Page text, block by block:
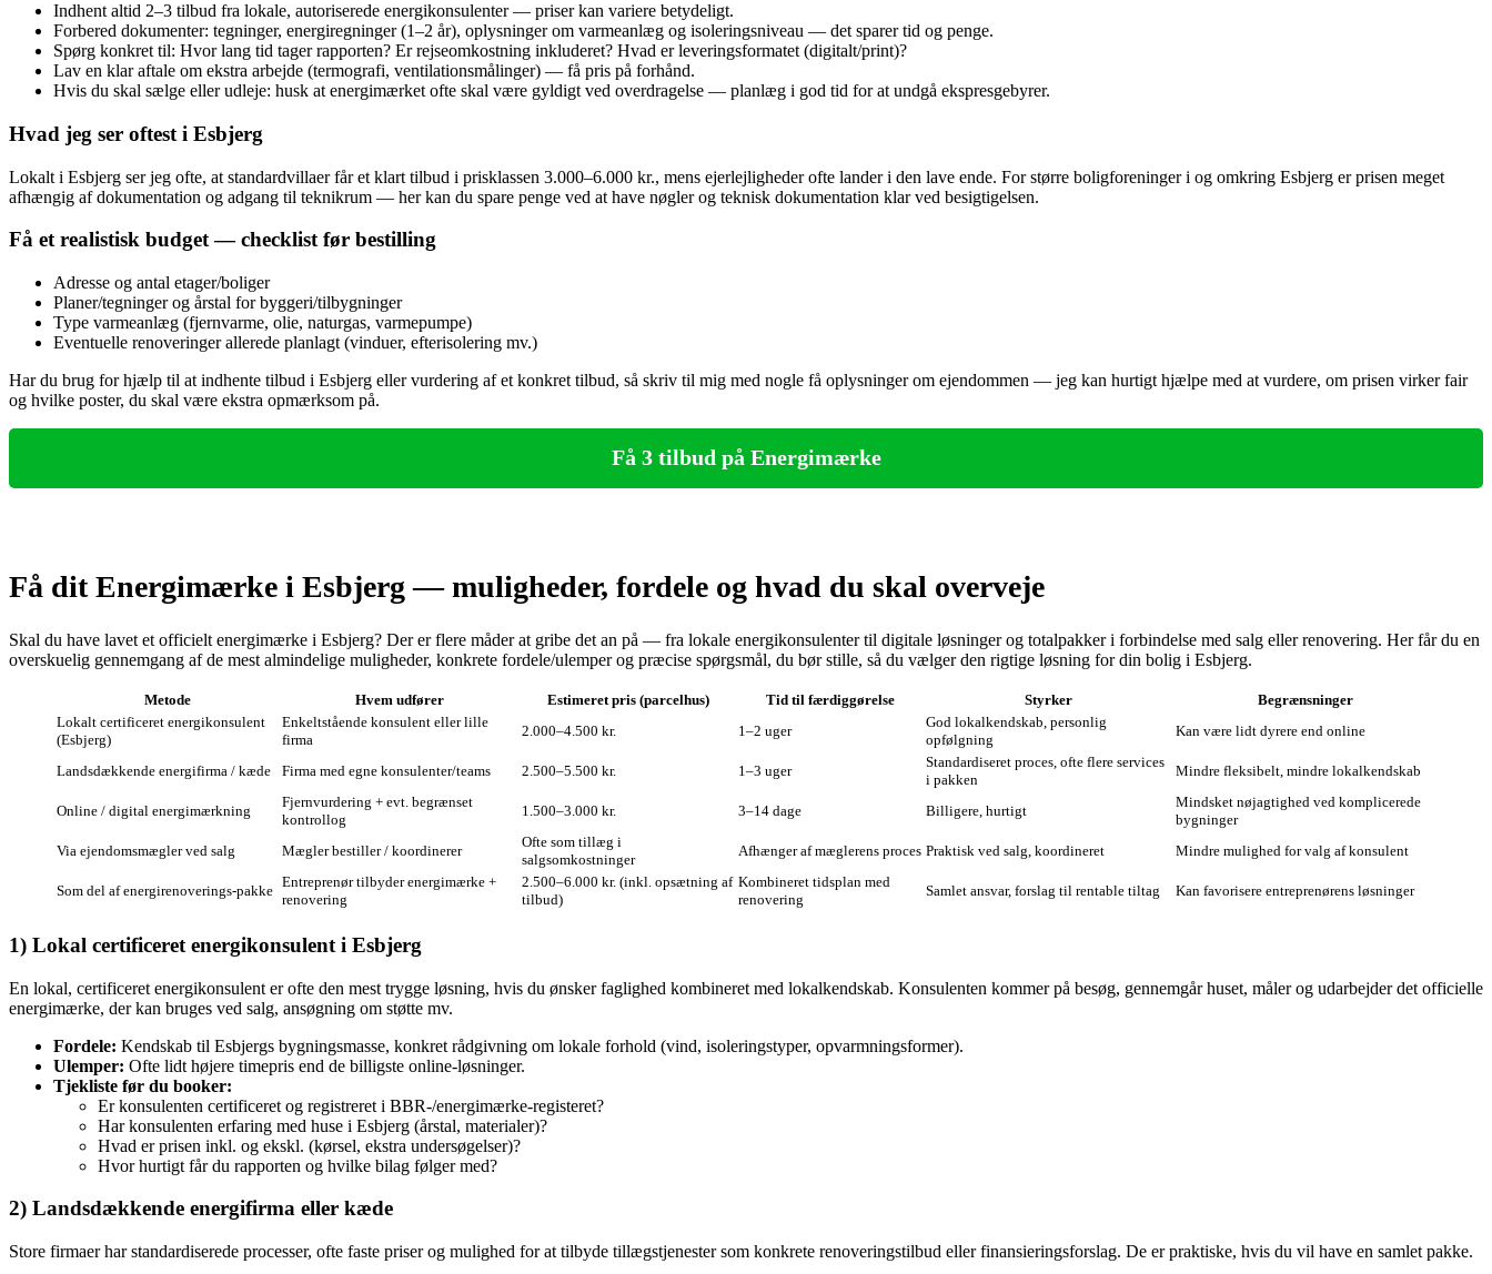
Indhent altid 2–3 tilbud fra lokale, autoriserede energikonsulenter — priser kan variere betydeligt.
Forbered dokumenter: tegninger, energiregninger (1–2 år), oplysninger om varmeanlæg og isoleringsniveau — det sparer tid og penge.
Spørg konkret til: Hvor lang tid tager rapporten? Er rejseomkostning inkluderet? Hvad er leveringsformatet (digitalt/print)?
Lav en klar aftale om ekstra arbejde (termografi, ventilationsmålinger) — få pris på forhånd.
Hvis du skal sælge eller udleje: husk at energimærket ofte skal være gyldigt ved overdragelse — planlæg i god tid for at undgå ekspresgebyrer.
Hvad jeg ser oftest i Esbjerg
Lokalt i Esbjerg ser jeg ofte, at standardvillaer får et klart tilbud i prisklassen 3.000–6.000 kr., mens ejerlejligheder ofte lander i den lave ende. For større boligforeninger i og omkring Esbjerg er prisen meget
afhængig af dokumentation og adgang til teknikrum — her kan du spare penge ved at have nøgler og teknisk dokumentation klar ved besigtigelsen.
Få et realistisk budget — checklist før bestilling
Adresse og antal etager/boliger
Planer/tegninger og årstal for byggeri/tilbygninger
Type varmeanlæg (fjernvarme, olie, naturgas, varmepumpe)
Eventuelle renoveringer allerede planlagt (vinduer, efterisolering mv.)
Har du brug for hjælp til at indhente tilbud i Esbjerg eller vurdering af et konkret tilbud, så skriv til mig med nogle få oplysninger om ejendommen — jeg kan hurtigt hjælpe med at vurdere, om prisen virker fair
og hvilke poster, du skal være ekstra opmærksom på.
Få 3 tilbud på Energimærke
Få dit Energimærke i Esbjerg — muligheder, fordele og hvad du skal overveje
Skal du have lavet et officielt energimærke i Esbjerg? Der er flere måder at gribe det an på — fra lokale energikonsulenter til digitale løsninger og totalpakker i forbindelse med salg eller renovering. Her får du en
overskuelig gennemgang af de mest almindelige muligheder, konkrete fordele/ulemper og præcise spørgsmål, du bør stille, så du vælger den rigtige løsning for din bolig i Esbjerg.
Metode Hvem udfører Estimeret pris (parcelhus) Tid til færdiggørelse Styrker
Begrænsninger
Lokalt certificeret energikonsulent
(Esbjerg)
Enkeltstående konsulent eller lille
firma
2.000–4.500 kr. 1–2 uger
God lokalkendskab, personlig
opfølgning
Kan være lidt dyrere end online
Landsdækkende energifirma / kæde Firma med egne konsulenter/teams 2.500–5.500 kr. 1–3 uger
Standardiseret proces, ofte flere services
i pakken
Mindre fleksibelt, mindre lokalkendskab
Online / digital energimærkning
Fjernvurdering + evt. begrænset
kontrollog
1.500–3.000 kr. 3–14 dage Billigere, hurtigt
Mindsket nøjagtighed ved komplicerede
bygninger
Via ejendomsmægler ved salg
Mægler bestiller / koordinerer
Ofte som tillæg i
salgsomkostninger
Afhænger af mæglerens proces Praktisk ved salg, koordineret Mindre mulighed for valg af konsulent
Som del af energirenoverings-pakke
Entreprenør tilbyder energimærke +
renovering
2.500–6.000 kr. (inkl. opsætning af
tilbud)
Kombineret tidsplan med
renovering
Samlet ansvar, forslag til rentable tiltag Kan favorisere entreprenørens løsninger
1) Lokal certificeret energikonsulent i Esbjerg
En lokal, certificeret energikonsulent er ofte den mest trygge løsning, hvis du ønsker faglighed kombineret med lokalkendskab. Konsulenten kommer på besøg, gennemgår huset, måler og udarbejder det officielle
energimærke, der kan bruges ved salg, ansøgning om støtte mv.
Fordele: Kendskab til Esbjergs bygningsmasse, konkret rådgivning om lokale forhold (vind, isoleringstyper, opvarmningsformer).
Ulemper: Ofte lidt højere timepris end de billigste online-løsninger.
Tjekliste før du booker:
Er konsulenten certificeret og registreret i BBR‑/energimærke-registeret?
Har konsulenten erfaring med huse i Esbjerg (årstal, materialer)?
Hvad er prisen inkl. og ekskl. (kørsel, ekstra undersøgelser)?
Hvor hurtigt får du rapporten og hvilke bilag følger med?
2) Landsdækkende energifirma eller kæde
Store firmaer har standardiserede processer, ofte faste priser og mulighed for at tilbyde tillægstjenester som konkrete renoveringstilbud eller finansieringsforslag. De er praktiske, hvis du vil have en samlet pakke.